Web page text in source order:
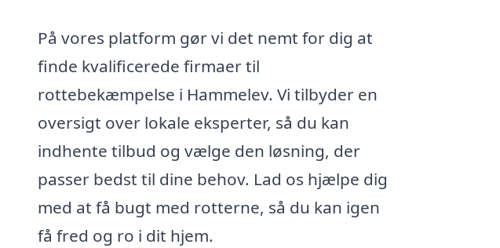
På vores platform gør vi det nemt for dig at
finde kvalificerede firmaer til
rottebekæmpelse i Hammelev. Vi tilbyder en
oversigt over lokale eksperter, så du kan
indhente tilbud og vælge den løsning, der
passer bedst til dine behov. Lad os hjælpe dig
med at få bugt med rotterne, så du kan igen
få fred og ro i dit hjem.